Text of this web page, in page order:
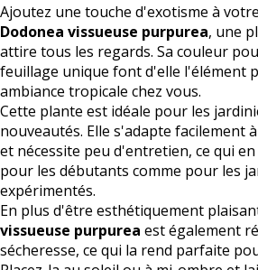
Ajoutez une touche d'exotisme à
Dodonea vissueuse purpurea, une
attire tous les regards. Sa couleur
feuillage unique font d'elle l'élément
ambiance tropicale chez vous.
Cette plante est idéale pour les
nouveautés. Elle s'adapte facilement
et nécessite peu d'entretien, ce qui
pour les débutants comme pour les
expérimentés.
En plus d'être esthétiquement
vissueuse purpurea est également
sécheresse, ce qui la rend parfaite